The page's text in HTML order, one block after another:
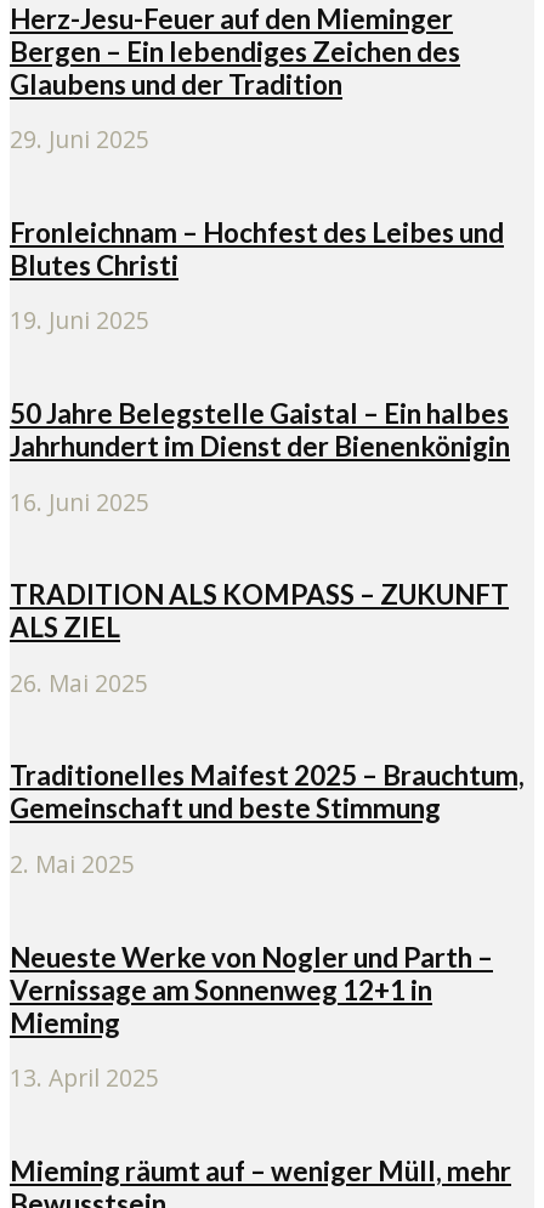
Herz-Jesu-Feuer auf den Mieminger
Bergen – Ein lebendiges Zeichen des
Glaubens und der Tradition
29. Juni 2025
Fronleichnam – Hochfest des Leibes und
Blutes Christi
19. Juni 2025
50 Jahre Belegstelle Gaistal – Ein halbes
Jahrhundert im Dienst der Bienenkönigin
16. Juni 2025
TRADITION ALS KOMPASS – ZUKUNFT
ALS ZIEL
26. Mai 2025
Traditionelles Maifest 2025 – Brauchtum,
Gemeinschaft und beste Stimmung
2. Mai 2025
Neueste Werke von Nogler und Parth –
Vernissage am Sonnenweg 12+1 in
Mieming
13. April 2025
Mieming räumt auf – weniger Müll, mehr